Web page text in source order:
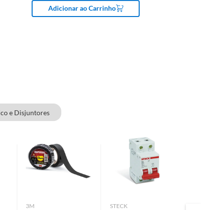
Adicionar ao Carrinho
e Disjuntores
3M STECK